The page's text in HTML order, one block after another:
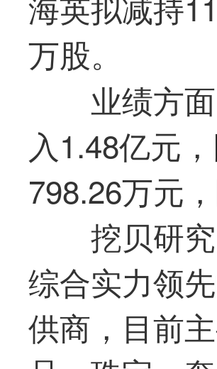
万股。
业绩方
入1.48亿元
798.26万元
挖贝研
综合实力领
供商，目前